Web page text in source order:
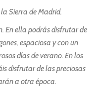
Sierra de Madrid.
En ella podrás disfrutar de
espaciosa y con un
días de verano. En los
disfrutar de las preciosas
a otra época.